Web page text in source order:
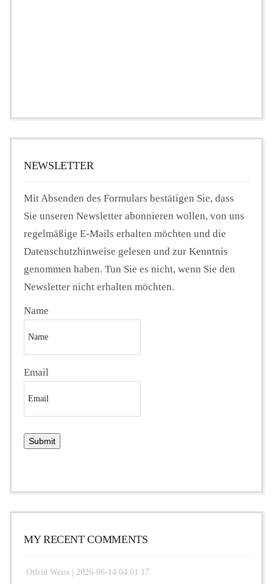
NEWSLETTER
Mit Absenden des Formulars bestätigen Sie, dass
Sie unseren Newsletter abonnieren wollen, von uns
regelmäßige E-Mails erhalten möchten und die
Datenschutzhinweise gelesen und zur Kenntnis
genommen haben. Tun Sie es nicht, wenn Sie den
Newsletter nicht erhalten möchten.
Name
Email
MY RECENT COMMENTS
Otfrid Weiss | 2026-06-14 04:01:17